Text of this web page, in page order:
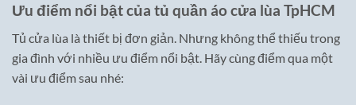
Ưu điểm nổi bật của tủ quần áo cửa lùa TpHCM
Tủ cửa lùa là thiết bị đơn giản. Nhưng không thể thiếu trong
gia đình với nhiều ưu điểm nổi bật. Hãy cùng điểm qua một
vài ưu điểm sau nhé: